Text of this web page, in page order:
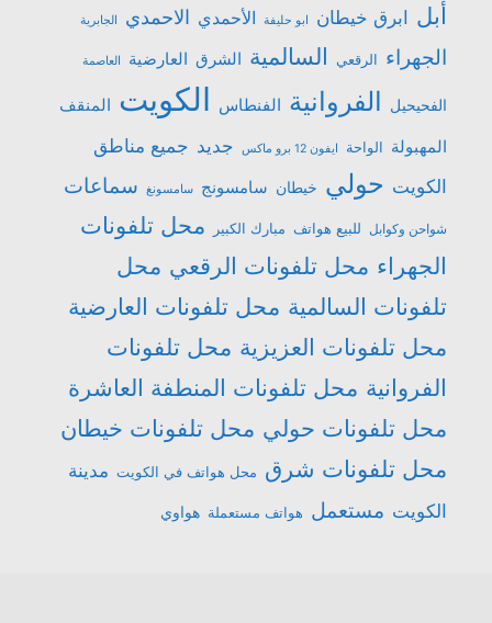
أبل ابرق خيطان ابو حليفة الأحمدي الاحمدي الجابرية
الجهراء الرقعي السالمية الشرق العارضية العاصمة
الفحيحيل الفروانية الفنطاس الكويت المنقف
المهبولة الواحة ايفون 12 برو ماكس جديد جميع مناطق
الكويت حولي خيطان سامسونج سامسونغ سماعات
شواحن وكوابل للبيع هواتف مبارك الكبير
محل تلفونات
الجهراء محل تلفونات الرقعي محل
تلفونات السالمية محل تلفونات العارضية
محل تلفونات العزيزية محل تلفونات
الفروانية محل تلفونات المنطفة العاشرة
محل تلفونات حولي محل تلفونات خيطان
محل تلفونات شرق محل هواتف في الكويت مدينة
الكويت مستعمل هواتف مستعملة هواوي